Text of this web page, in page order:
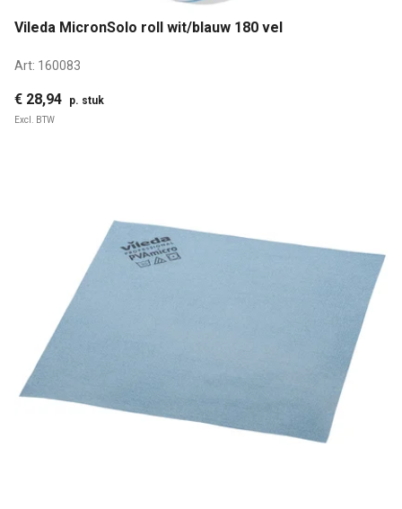
Vileda MicronSolo roll wit/blauw 180 vel
Art: 160083
€ 28,94 p. stuk
Excl. BTW